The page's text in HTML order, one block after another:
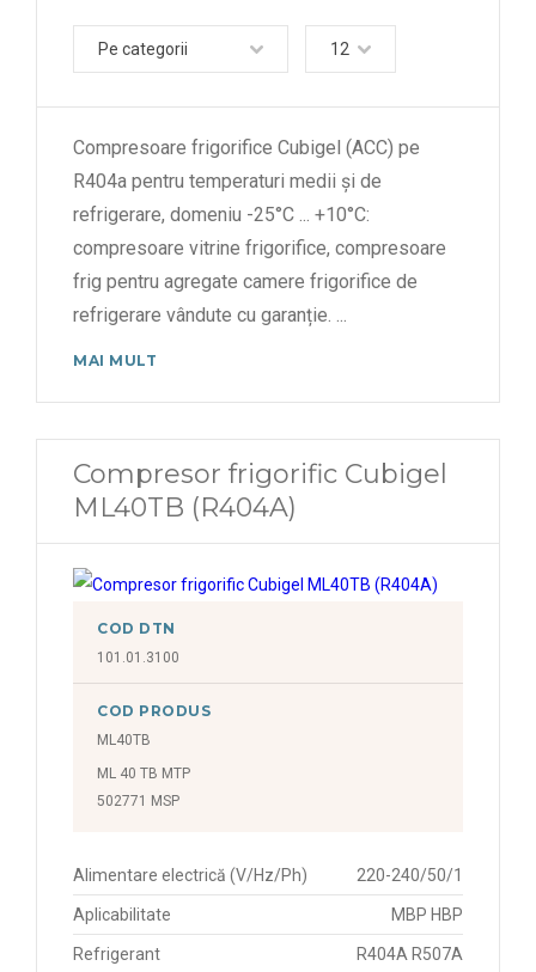
Pe categorii 12
Compresoare frigorifice Cubigel (ACC) pe
R404a pentru temperaturi medii și de
refrigerare, domeniu -25°C ... +10°C:
compresoare vitrine frigorifice, compresoare
frig pentru agregate camere frigorifice de
refrigerare vândute cu garanție.
MAI MULT
Compresor frigorific Cubigel
ML40TB (R404A)
COD DTN
101.01.3100
COD PRODUS
ML40TB
ML 40 TB MTP
502771 MSP
Alimentare electrică (V/Hz/Ph) 220-240/50/1
Aplicabilitate MBP HBP
Refrigerant
R404A R507A